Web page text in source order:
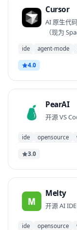
Cursor
AI 原生代
（现为
ide agent-mode
4.0
PearAI
开源 VS
ide opensource
3.0
Melty
开源 AI
ide opensource